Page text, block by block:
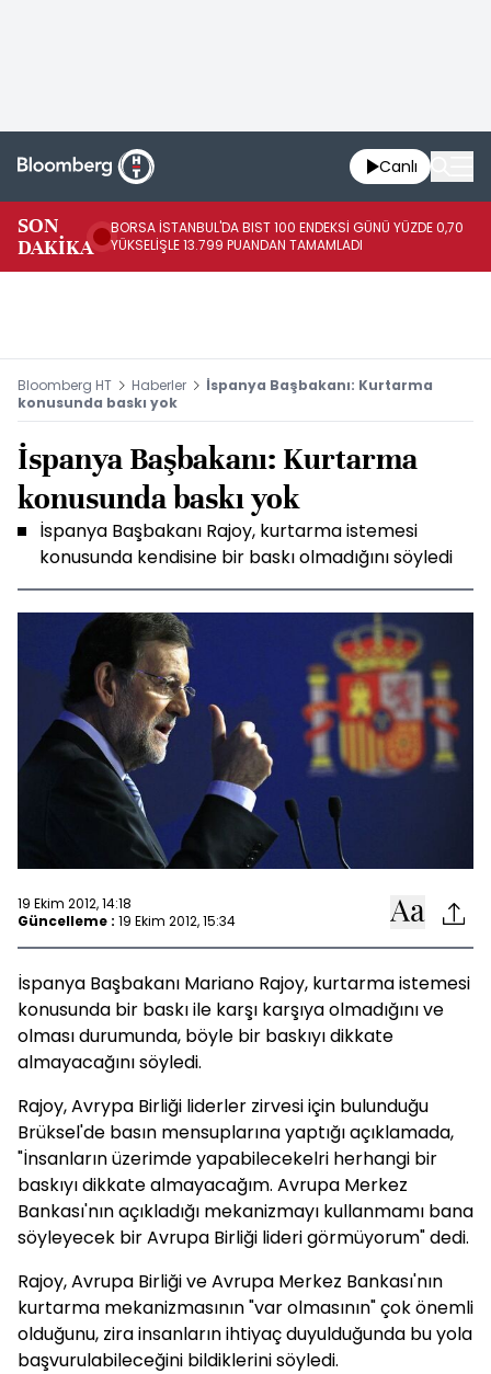
Canlı
SON
DAKİKA
BORSA İSTANBUL'DA BIST 100 ENDEKSİ GÜNÜ YÜZDE 0,70
YÜKSELİŞLE 13.799 PUANDAN TAMAMLADI
Bloomberg HT Haberler
İspanya Başbakanı: Kurtarma
konusunda baskı yok
İspanya Başbakanı: Kurtarma
konusunda baskı yok
İspanya Başbakanı Rajoy, kurtarma istemesi
konusunda kendisine bir baskı olmadığını söyledi
19 Ekim 2012, 14:18
Güncelleme : 19 Ekim 2012, 15:34
İspanya Başbakanı Mariano Rajoy, kurtarma istemesi
konusunda bir baskı ile karşı karşıya olmadığını ve
olması durumunda, böyle bir baskıyı dikkate
almayacağını söyledi.
Rajoy, Avrypa Birliği liderler zirvesi için bulunduğu
Brüksel'de basın mensuplarına yaptığı açıklamada,
"İnsanların üzerimde yapabilecekelri herhangi bir
baskıyı dikkate almayacağım. Avrupa Merkez
Bankası'nın açıkladığı mekanizmayı kullanmamı bana
söyleyecek bir Avrupa Birliği lideri görmüyorum" dedi.
Rajoy, Avrupa Birliği ve Avrupa Merkez Bankası'nın
kurtarma mekanizmasının "var olmasının" çok önemli
olduğunu, zira insanların ihtiyaç duyulduğunda bu yola
başvurulabileceğini bildiklerini söyledi.